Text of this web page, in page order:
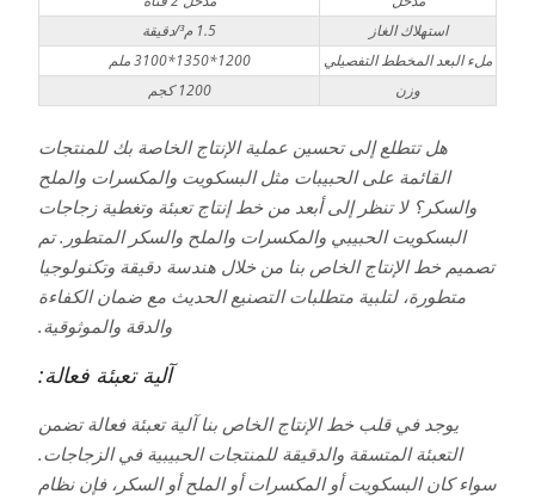
استهلاك الغاز
1.5 م³/دقيقة
ملء البعد المخطط التفصيلي
1200*1350*3100 ملم
وزن
1200 كجم
هل تتطلع إلى تحسين عملية الإنتاج الخاصة بك للمنتجات
القائمة على الحبيبات مثل البسكويت والمكسرات والملح
والسكر؟ لا تنظر إلى أبعد من خط إنتاج تعبئة وتغطية زجاجات
البسكويت الحبيبي والمكسرات والملح والسكر المتطور. تم
تصميم خط الإنتاج الخاص بنا من خلال هندسة دقيقة وتكنولوجيا
متطورة، لتلبية متطلبات التصنيع الحديث مع ضمان الكفاءة
والدقة والموثوقية.
آلية تعبئة فعالة:
يوجد في قلب خط الإنتاج الخاص بنا آلية تعبئة فعالة تضمن
التعبئة المتسقة والدقيقة للمنتجات الحبيبية في الزجاجات.
سواء كان البسكويت أو المكسرات أو الملح أو السكر، فإن نظام